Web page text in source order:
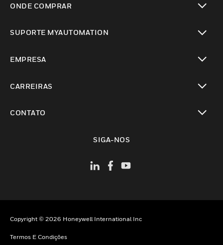
ONDE COMPRAR
SUPORTE MYAUTOMATION
EMPRESA
CARREIRAS
CONTATO
SIGA-NOS
Copyright © 2026 Honeywell International Inc
Termos E Condições